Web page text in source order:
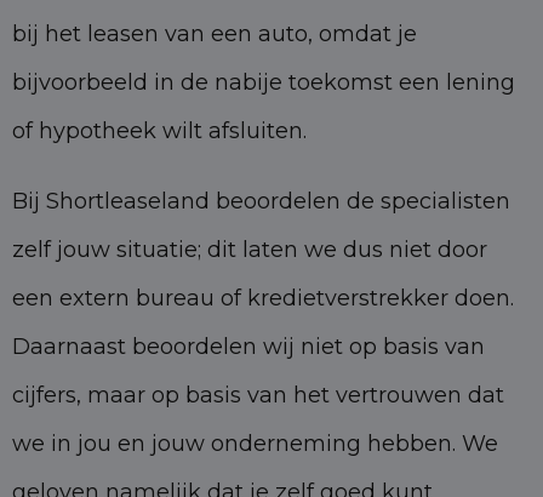
bij het leasen van een auto, omdat je
bijvoorbeeld in de nabije toekomst een lening
of hypotheek wilt afsluiten.
Bij Shortleaseland beoordelen de specialisten
zelf jouw situatie; dit laten we dus niet door
een extern bureau of kredietverstrekker doen.
Daarnaast beoordelen wij niet op basis van
cijfers, maar op basis van het vertrouwen dat
we in jou en jouw onderneming hebben. We